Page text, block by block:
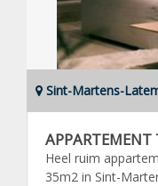
Sint-Martens-
APPARTEMENT
Heel ruim
35m2 in Sint-